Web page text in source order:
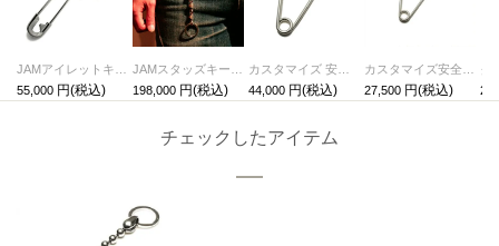
55,000
198,000
カスタマイズ 安全ピン M / キーホルダー・キーチェーン
44,000
カスタマイズ安全ピンS/キーホルダー・キーチェーン
27,500
チェックしたアイテム